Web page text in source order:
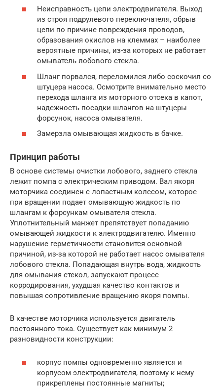
Неисправность цепи электродвигателя. Выход
из строя подрулевого переключателя, обрыв
цепи по причине повреждения проводов,
образования окислов на клеммах – наиболее
вероятные причины, из-за которых не работает
омыватель лобового стекла.
Шланг порвался, переломился либо соскочил со
штуцера насоса. Осмотрите внимательно место
перехода шланга из моторного отсека в капот,
надежность посадки шлангов на штуцеры
форсунок, насоса омывателя.
Замерзла омывающая жидкость в бачке.
Принцип работы
В основе системы очистки лобового, заднего стекла
лежит помпа с электрическим приводом. Вал якоря
моторчика соединен с лопастным колесом, которое
при вращении подает омывающую жидкость по
шлангам к форсункам омывателя стекла.
Уплотнительный манжет препятствует попаданию
омывающей жидкости к электродвигателю. Именно
нарушение герметичности становится основной
причиной, из-за которой не работает насос омывателя
лобового стекла. Попадающая внутрь вода, жидкость
для омывания стекол, запускают процесс
корродирования, ухудшая качество контактов и
повышая сопротивление вращению якоря помпы.
В качестве моторчика используется двигатель
постоянного тока. Существует как минимум 2
разновидности конструкции:
корпус помпы одновременно является и
корпусом электродвигателя, поэтому к нему
прикреплены постоянные магниты;